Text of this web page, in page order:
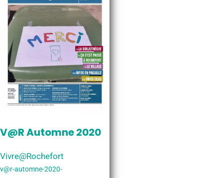
V@R Automne 2020
Vivre@Rochefort
v@r-automne-2020-